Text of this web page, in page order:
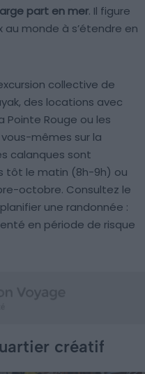
part en mer. Il figure
monde à s’étendre en
collective de
des locations avec
Pointe Rouge ou les
mêmes sur la
calanques sont
tôt le matin (8h-9h) ou
octobre. Consultez le
une randonnée :
en période de risque
créatif